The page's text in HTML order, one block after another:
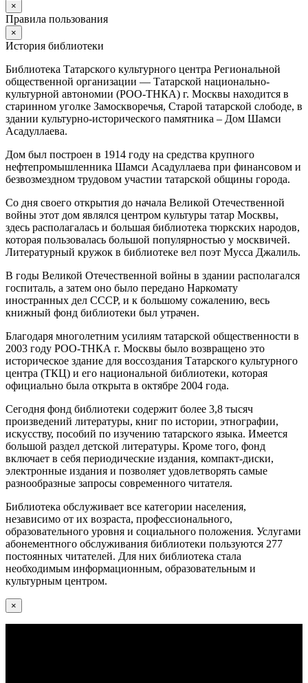
×
Правила пользования
×
История библиотеки
Библиотека Татарского культурного центра Региональной
общественной организации — Татарской национально-
культурной автономии (РОО-ТНКА) г. Москвы находится в
старинном уголке Замоскворечья, Старой татарской слободе, в
здании культурно-исторического памятника – Дом Шамси
Асадуллаева.
Дом был построен в 1914 году на средства крупного
нефтепромышленника Шамси Асадуллаева при финансовом и
безвозмездном трудовом участии татарской общины города.
Со дня своего открытия до начала Великой Отечественной
войны этот дом являлся центром культуры татар Москвы,
здесь располагалась и большая библиотека тюркских народов,
которая пользовалась большой популярностью у москвичей.
Литературный кружок в библиотеке вел поэт Мусса Джалиль.
В годы Великой Отечественной войны в здании располагался
госпиталь, а затем оно было передано Наркомату
иностранных дел СССР, и к большому сожалению, весь
книжный фонд библиотеки был утрачен.
Благодаря многолетним усилиям татарской общественности в
2003 году РОО-ТНКА г. Москвы было возвращено это
историческое здание для воссоздания Татарского культурного
центра (ТКЦ) и его национальной библиотеки, которая
официально была открыта в октябре 2004 года.
Сегодня фонд библиотеки содержит более 3,8 тысяч
произведений литературы, книг по истории, этнографии,
искусству, пособий по изучению татарского языка. Имеется
большой раздел детской литературы. Кроме того, фонд
включает в себя периодические издания, компакт-диски,
электронные издания и позволяет удовлетворять самые
разнообразные запросы современного читателя.
Библиотека обслуживает все категории населения,
независимо от их возраста, профессионального,
образовательного уровня и социального положения. Услугами
абонементного обслуживания библиотеки пользуются 277
постоянных читателей. Для них библиотека стала
необходимым информационным, образовательным и
культурным центром.
×